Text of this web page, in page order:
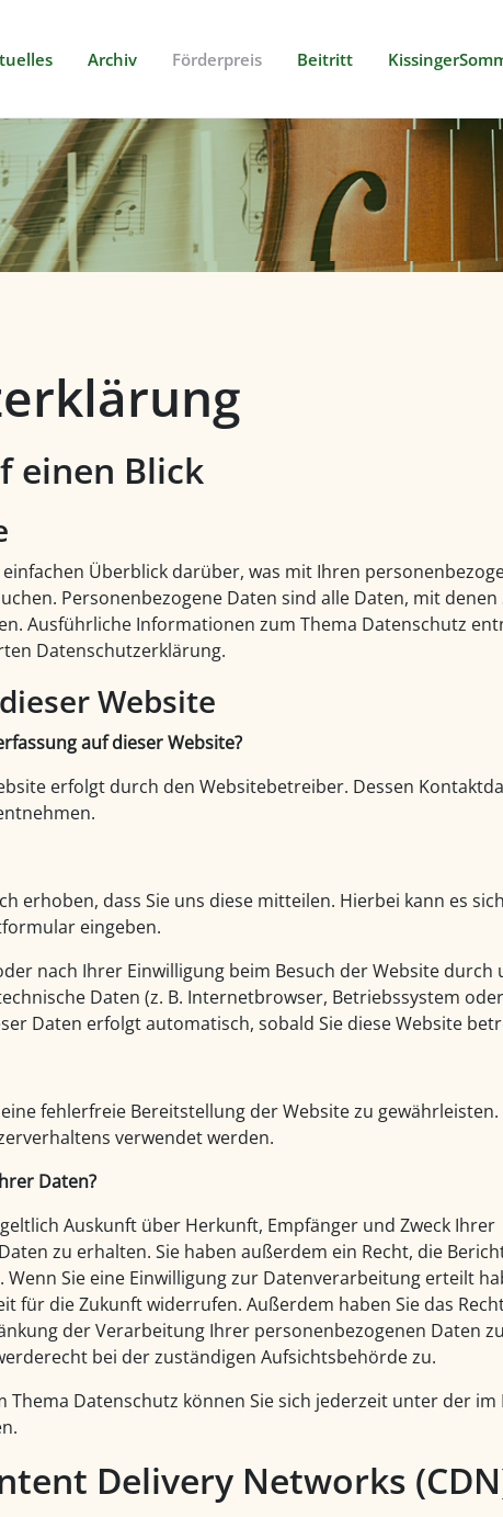
Archiv Förderpreis Beitritt
einen Blick
Überblick darüber, was mit Ihren
Personenbezogene Daten sind alle Daten, mit denen
Ausführliche Informationen zum Thema Datenschutz
Datenschutzerklärung.
Website
auf dieser Website?
erfolgt durch den Websitebetreiber. Dessen
erhoben, dass Sie uns diese mitteilen. Hierbei kann es
eingeben.
nach Ihrer Einwilligung beim Besuch der Website durch
Daten (z. B. Internetbrowser, Betriebssystem
Daten erfolgt automatisch, sobald Sie diese Website
fehlerfreie Bereitstellung der Website zu
verwendet werden.
Daten?
Auskunft über Herkunft, Empfänger und Zweck Ihrer
zu erhalten. Sie haben außerdem ein Recht, die
Sie eine Einwilligung zur Datenverarbeitung erteilt
für die Zukunft widerrufen. Außerdem haben Sie das
der Verarbeitung Ihrer personenbezogenen Daten
bei der zuständigen Aufsichtsbehörde zu.
Thema Datenschutz können Sie sich jederzeit unter der
Delivery Networks